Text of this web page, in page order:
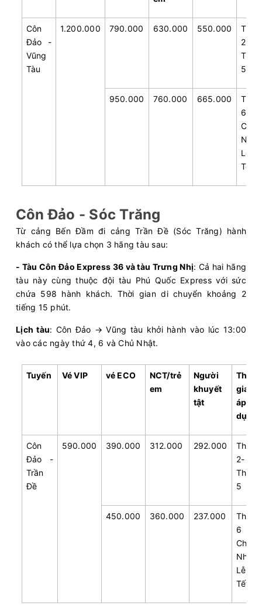
Côn
Đảo -
Vũng
Tàu
1.200.000 790.000 630.000 550.000
Thứ
2-
Thứ
5
950.000 760.000 665.000
Thứ
6
Chủ
Nhật,
Lễ,
Tết
Côn Đảo - Sóc Trăng
Từ cảng Bến Đầm đi cảng Trần Đề (Sóc Trăng) hành
khách có thể lựa chọn 3 hãng tàu sau:
- Tàu Côn Đảo Express 36 và tàu Trưng Nhị: Cả hai hãng
tàu này cùng thuộc đội tàu Phú Quốc Express với sức
chứa 598 hành khách. Thời gian di chuyển khoảng 2
tiếng 15 phút.
Lịch tàu: Côn Đảo → Vũng tàu khởi hành vào lúc 13:00
vào các ngày thứ 4, 6 và Chủ Nhật.
Tuyến Vé VIP vé ECO
NCT/trẻ
em
Người
khuyết
tật
Thời
gian
áp
dụng
Côn
Đảo -
Trần
Đề
590.000 390.000 312.000 292.000
Thứ
2-
Thứ
5
450.000 360.000 237.000
Thứ
6 -
Chủ
Nhật,
Lễ,
Tết